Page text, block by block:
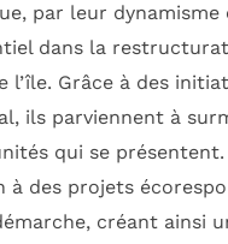
par leur dynamisme
dans la
l’île. Grâce à des
ils parviennent à
qui se présentent.
à des projets
créant ainsi